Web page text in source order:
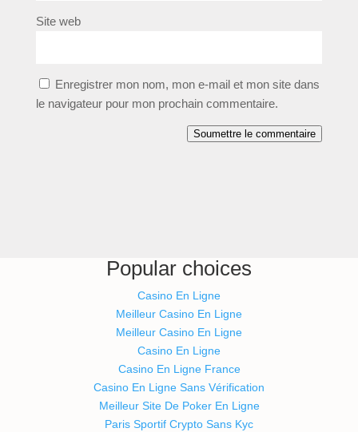
Site web
Enregistrer mon nom, mon e-mail et mon site dans
le navigateur pour mon prochain commentaire.
Soumettre le commentaire
Popular choices
Casino En Ligne
Meilleur Casino En Ligne
Meilleur Casino En Ligne
Casino En Ligne
Casino En Ligne France
Casino En Ligne Sans Vérification
Meilleur Site De Poker En Ligne
Paris Sportif Crypto Sans Kyc